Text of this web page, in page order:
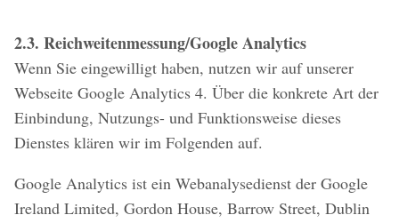
2.3. Reichweitenmessung/Google Analytics
Wenn Sie eingewilligt haben, nutzen wir auf unserer
Webseite Google Analytics 4. Über die konkrete Art der
Einbindung, Nutzungs- und Funktionsweise dieses
Dienstes klären wir im Folgenden auf.
Google Analytics ist ein Webanalysedienst der Google
Ireland Limited, Gordon House, Barrow Street, Dublin